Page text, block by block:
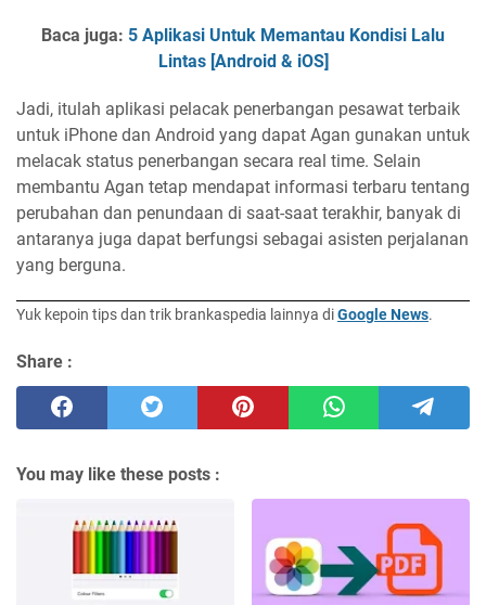
Baca juga: 5 Aplikasi Untuk Memantau Kondisi Lalu
Lintas [Android & iOS]
Jadi, itulah aplikasi pelacak penerbangan pesawat terbaik
untuk iPhone dan Android yang dapat Agan gunakan untuk
melacak status penerbangan secara real time. Selain
membantu Agan tetap mendapat informasi terbaru tentang
perubahan dan penundaan di saat-saat terakhir, banyak di
antaranya juga dapat berfungsi sebagai asisten perjalanan
yang berguna.
Yuk kepoin tips dan trik brankaspedia lainnya diGoogle News.
Share :
You may like these posts :